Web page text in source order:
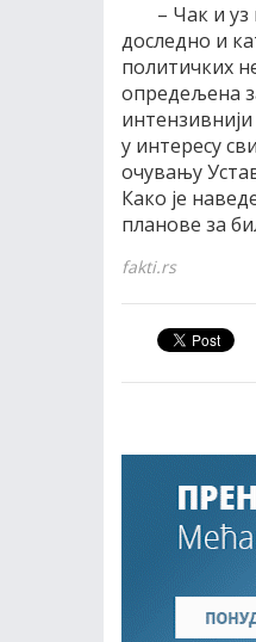
– Чак и
доследно и
политичких
опредељена
у интересу
очувању
Како је
планове за
fakti.rs